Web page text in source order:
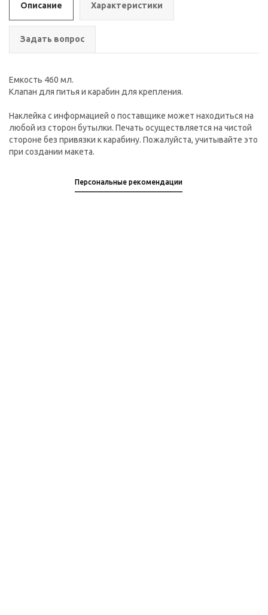
Описание Характеристики
Задать вопрос
Емкость 460 мл.
Клапан для питья и карабин для крепления.
Наклейка с информацией о поставщике может находиться на
любой из сторон бутылки. Печать осуществляется на чистой
стороне без привязки к карабину. Пожалуйста, учитывайте это
при создании макета.
Персональные рекомендации